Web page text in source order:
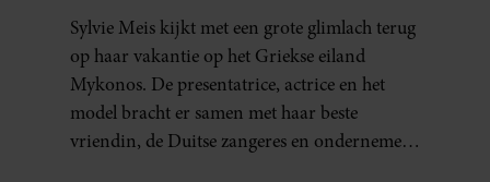
Sylvie Meis kijkt met een grote glimlach terug
op haar vakantie op het Griekse eiland
Mykonos. De presentatrice, actrice en het
model bracht er samen met haar beste
vriendin, de Duitse zangeres en ondernemer